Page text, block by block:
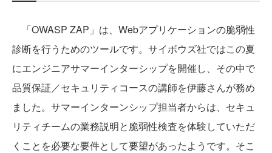
「OWASP ZAP」は、Webアプリケーションの脆弱性
診断を行うためのツールです。サイボウズ社ではこの夏
にエンジニアサマーインターシップを開催し、その中で
品質保証／セキュリティコースの講師を伊藤さんが務め
ました。サマーインターンシップ担当者からは、セキュ
リティチームの業務説明と脆弱性検査を体験していただ
くことを必要な要件として要望があったようです。そこ